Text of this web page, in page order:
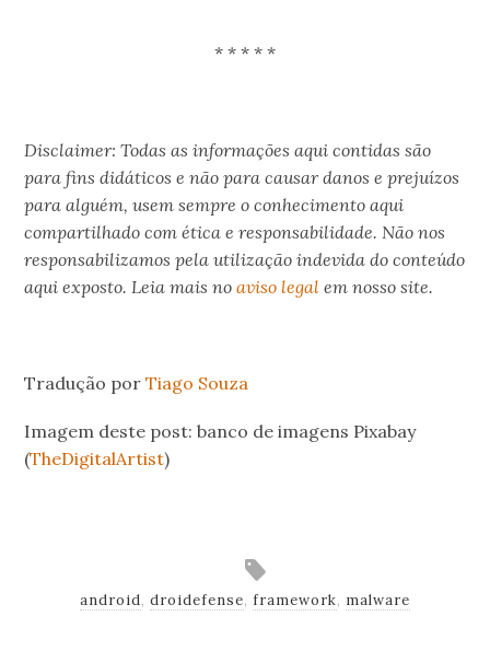
* * * * *
Disclaimer: Todas as informações aqui contidas são
para fins didáticos e não para causar danos e prejuízos
para alguém, usem sempre o conhecimento aqui
compartilhado com ética e responsabilidade. Não nos
responsabilizamos pela utilização indevida do conteúdo
aqui exposto. Leia mais noaviso legal em nosso site.
Tradução porTiago Souza
Imagem deste post: banco de imagens Pixabay
(TheDigitalArtist)
android, droidefense, framework, malware